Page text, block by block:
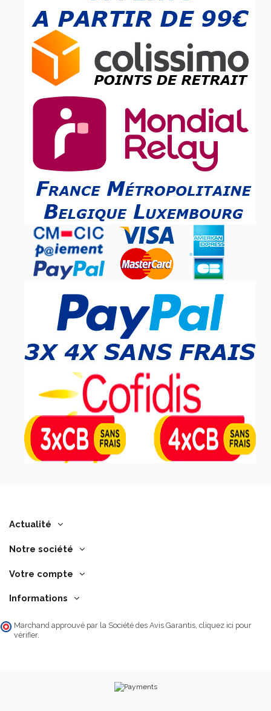
Actualité
Notre société
Votre compte
Informations
Marchand approuvé par la Société des Avis Garantis, cliquez ici pour
vérifier.